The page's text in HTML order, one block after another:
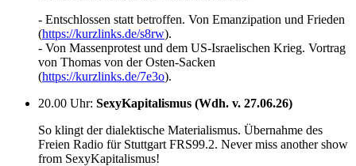
- Entschlossen statt betroffen. Von Emanzipation und Frieden
(https://kurzlinks.de/s8rw).
- Von Massenprotest und dem US-Israelischen Krieg. Vortrag
von Thomas von der Osten-Sacken
(https://kurzlinks.de/7e3o).
20.00 Uhr: SexyKapitalismus (Wdh. v. 27.06.26)
So klingt der dialektische Materialismus. Übernahme des
Freien Radio für Stuttgart FRS99.2. Never miss another show
from SexyKapitalismus!